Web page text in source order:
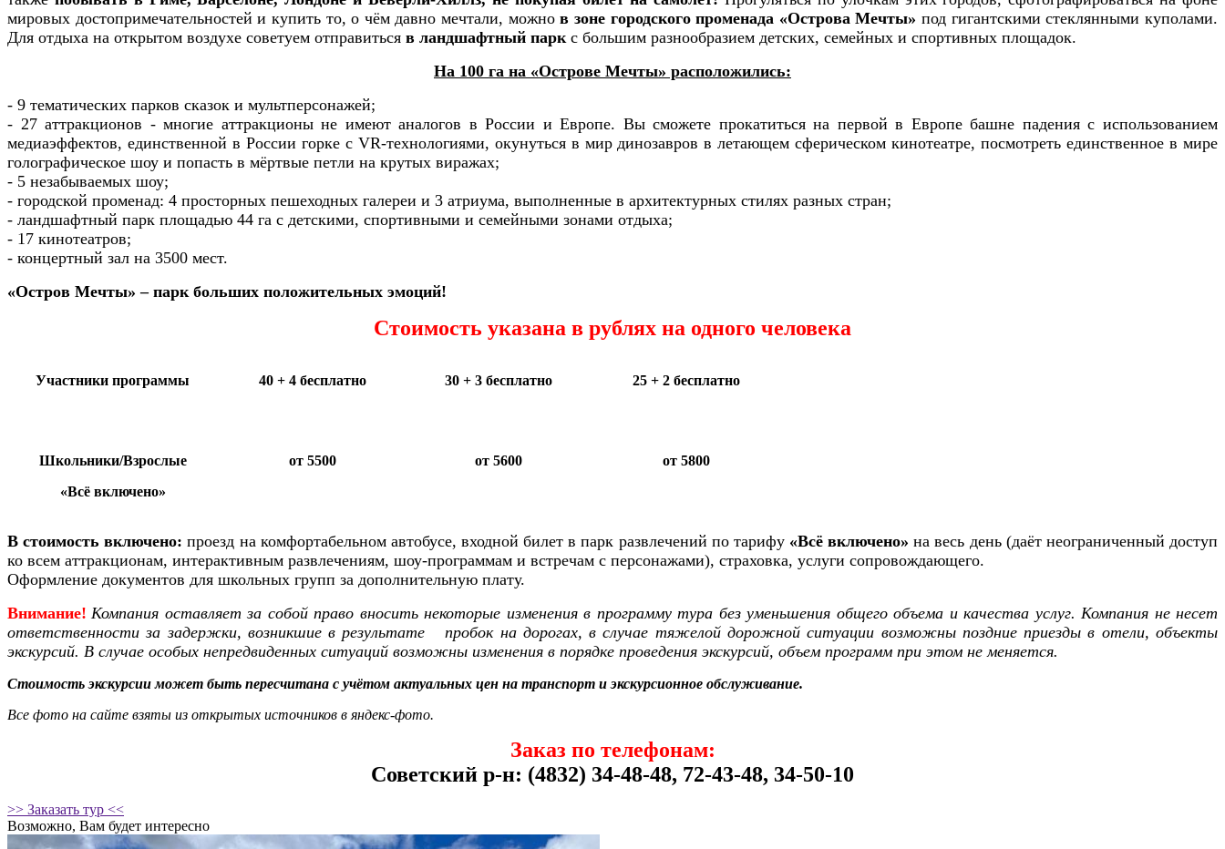
мировых достопримечательностей и купить то, о чём давно мечтали, можнов зоне городского променада «Острова Мечты» под гигантскими стеклянными куполами.
Для отдыха на открытом воздухе советуем отправиться в ландшафтный парк с большим разнообразием детских, семейных и спортивных площадок.
На 100 га на «Острове Мечты» расположились:
- 9 тематических парков сказок и мультперсонажей;
- 27 аттракционов - многие аттракционы не имеют аналогов в России и Европе. Вы сможете прокатиться на первой в Европе башне падения с использованием
медиаэффектов, единственной в России горке с VR-технологиями, окунуться в мир динозавров в летающем сферическом кинотеатре, посмотреть единственное в мире
голографическое шоу и попасть в мёртвые петли на крутых виражах;
- 5 незабываемых шоу;
- городской променад: 4 просторных пешеходных галереи и 3 атриума, выполненные в архитектурных стилях разных стран;
- ландшафтный парк площадью 44 га с детскими, спортивными и семейными зонами отдыха;
- 17 кинотеатров;
- концертный зал на 3500 мест.
«Остров Мечты» – парк больших положительных эмоций!
Стоимость указана в рублях на одного человека
Участники программы 40 + 4 бесплатно 30 + 3 бесплатно 25 + 2 бесплатно
Школьники/Взрослые
«Всё включено»
от 5500 от 5600 от 5800
В стоимость включено:проезд на комфортабельном автобусе, входной билет в парк развлечений по тарифу «Всё включено»на весь день (даёт неограниченный доступ
ко всем аттракционам, интерактивным развлечениям, шоу-программам и встречам с персонажами), страховка, услуги сопровождающего.
Оформление документов для школьных групп за дополнительную плату.
Внимание! Компания оставляет за собой право вносить некоторые изменения в программу тура без уменьшения общего объема и качества услуг. Компания не несет
ответственности за задержки, возникшие в результате пробок на дорогах, в случае тяжелой дорожной ситуации возможны поздние приезды в отели, объекты
экскурсий. В случае особых непредвиденных ситуаций возможны изменения в порядке проведения экскурсий, объем программ при этом не меняется.
Стоимость экскурсии может быть пересчитана с учётом актуальных цен на транспорт и экскурсионное обслуживание.
Все фото на сайте взяты из открытых источников в яндекс-фото.
Заказ по телефонам:
Советский р-н: (4832) 34-48-48, 72-43-48, 34-50-10
>> Заказать тур <<
Возможно, Вам будет интересно